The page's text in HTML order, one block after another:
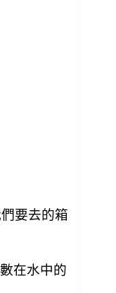
要去的箱
在水中的